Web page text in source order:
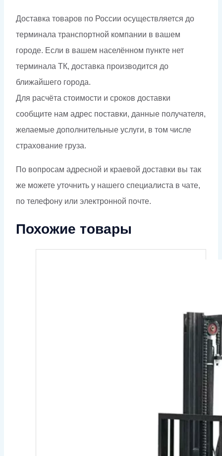
Доставка товаров по России осуществляется до
терминала транспортной компании в вашем
городе. Если в вашем населённом пункте нет
терминала ТК, доставка производится до
ближайшего города.
Для расчёта стоимости и сроков доставки
сообщите нам адрес поставки, данные получателя,
желаемые дополнительные услуги, в том числе
страхование груза.
По вопросам адресной и краевой доставки вы так
же можете уточнить у нашего специалиста в чате,
по телефону или электронной почте.
Похожие товары